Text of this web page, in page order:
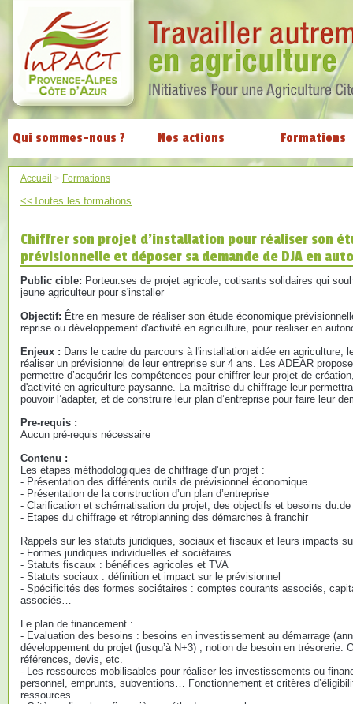
Qui sommes-nous ? Nos actions Formations
Accueil > Formations
<<Toutes les formations
Chiffrer son projet d'installation pour réaliser son
prévisionnelle et déposer sa demande de DJA en
Public cible: Porteur.ses de projet agricole, cotisants solidaires qui
jeune agriculteur pour s'installer
Objectif: Être en mesure de réaliser son étude économique
reprise ou développement d'activité en agriculture, pour réaliser en
Enjeux : Dans le cadre du parcours à l'installation aidée en agriculture,
réaliser un prévisionnel de leur entreprise sur 4 ans. Les ADEAR
permettre d’acquérir les compétences pour chiffrer leur projet de
d'activité en agriculture paysanne. La maîtrise du chiffrage leur
pouvoir l’adapter, et de construire leur plan d’entreprise pour faire leur
Pre-requis :
Aucun pré-requis nécessaire
Contenu :
Les étapes méthodologiques de chiffrage d’un projet :
- Présentation des différents outils de prévisionnel économique
- Présentation de la construction d’un plan d’entreprise
- Clarification et schématisation du projet, des objectifs et besoins
- Etapes du chiffrage et rétroplanning des démarches à franchir
Rappels sur les statuts juridiques, sociaux et fiscaux et leurs impacts
- Formes juridiques individuelles et sociétaires
- Statuts fiscaux : bénéfices agricoles et TVA
- Statuts sociaux : définition et impact sur le prévisionnel
- Spécificités des formes sociétaires : comptes courants associés,
associés…
Le plan de financement :
- Evaluation des besoins : besoins en investissement au démarrage
développement du projet (jusqu’à N+3) ; notion de besoin en trésorerie.
références, devis, etc.
- Les ressources mobilisables pour réaliser les investissements ou
personnel, emprunts, subventions… Fonctionnement et critères
ressources.